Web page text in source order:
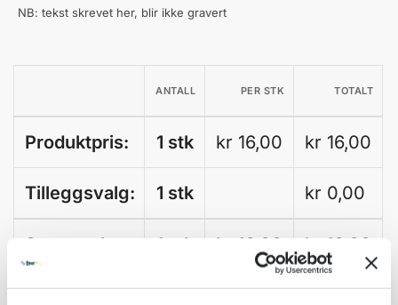
NB: tekst skrevet her, blir ikke gravert
ANTALL PER STK TOTALT
Produktpris: 1 stk kr 16,00 kr 16,00
Tilleggsvalg: 1 stk kr 0,00
Sum total: 1 stk kr 16,00 kr 16,00